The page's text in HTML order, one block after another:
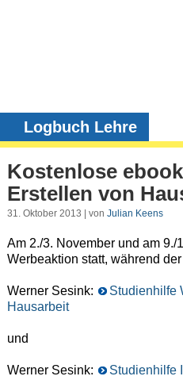
Logbuch Lehre
Kostenlose
Erstellen von
31. Oktober 2013 | von Julian Keens
Am 2./3. November und am
Werbeaktion statt, während
Werner Sesink:
Studienhilfe
Hausarbeit
und
Werner Sesink: Studienhilfe